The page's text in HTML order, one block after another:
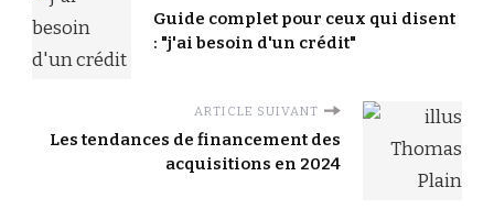
Guide complet pour ceux qui disent
: "j'ai besoin d'un crédit"
ARTICLE SUIVANT
Les tendances de financement des
acquisitions en 2024